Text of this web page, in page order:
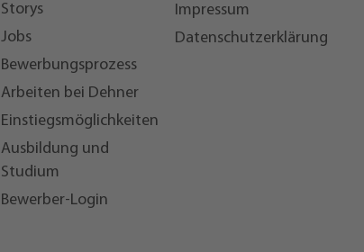
Storys
Jobs
Bewerbungsprozess
Arbeiten bei Dehner
Einstiegsmöglichkeiten
Ausbildung und
Studium
Bewerber-Login
Impressum
Datenschutzerklärung